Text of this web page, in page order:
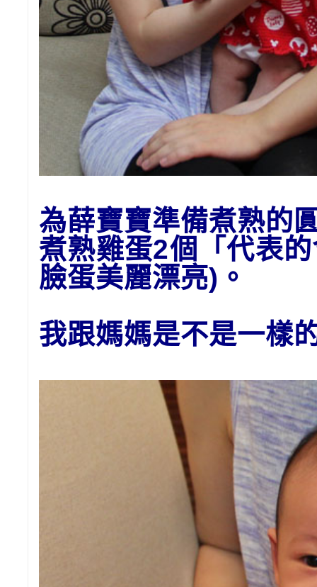
為薛寶寶準備煮熟的
煮熟雞蛋2個「代表
臉蛋美麗漂亮)。
我跟媽媽是不是一樣